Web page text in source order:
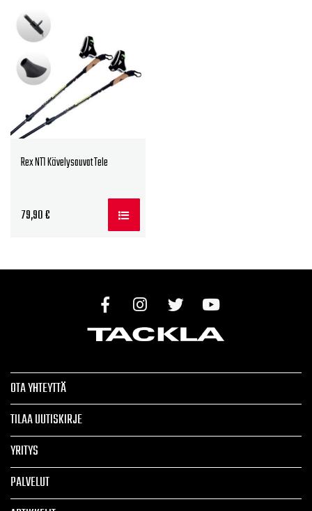
Rex NT1 Kävelysauvat Tele
79,90€
OTA YHTEYTTÄ
TILAA UUTISKIRJE
YRITYS
PALVELUT